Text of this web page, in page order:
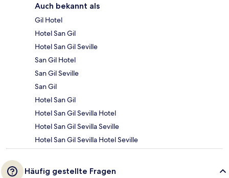
Auch bekannt als
Gil Hotel
Hotel San Gil
Hotel San Gil Seville
San Gil Hotel
San Gil Seville
San Gil
Hotel San Gil
Hotel San Gil Sevilla Hotel
Hotel San Gil Sevilla Seville
Hotel San Gil Sevilla Hotel Seville
Häufig gestellte Fragen